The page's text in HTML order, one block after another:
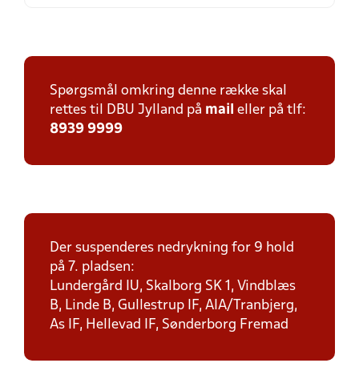
Spørgsmål omkring denne række skal
rettes til DBU Jylland på mail eller på tlf:
8939 9999
Der suspenderes nedrykning for 9 hold
på 7. pladsen:
Lundergård IU, Skalborg SK 1, Vindblæs
B, Linde B, Gullestrup IF, AIA/Tranbjerg,
As IF, Hellevad IF, Sønderborg Fremad